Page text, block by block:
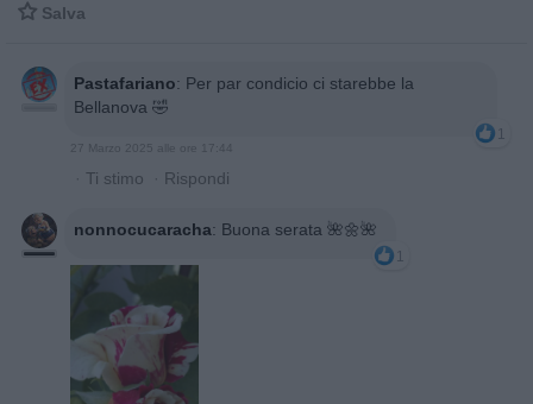
 Salva
Pastafariano: Per par condicio ci starebbe la
Bellanova 🤣
1
27 Marzo 2025 alle ore 17:44
· Ti stimo · Rispondi
nonnocucaracha: Buona serata 🌺🌼🌺
1